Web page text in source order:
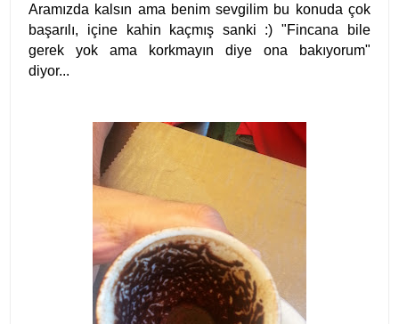
Aramızda kalsın ama benim sevgilim bu konuda çok
başarılı, içine kahin kaçmış sanki :) "Fincana bile
gerek yok ama korkmayın diye ona bakıyorum"
diyor...